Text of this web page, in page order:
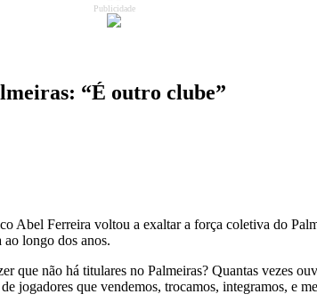
Publicidade
“É outro clube”
Abel Ferreira voltou a exaltar a força coletiva do
longo dos anos.
que não há titulares no Palmeiras? Quantas vezes
jogadores que vendemos, trocamos, integramos, e